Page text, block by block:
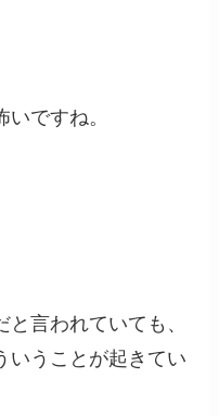
ですね。
言われていても、
いうことが起きてい